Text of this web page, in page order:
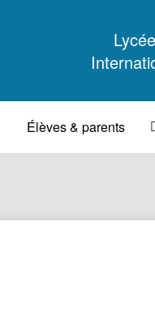
Élèves & parents